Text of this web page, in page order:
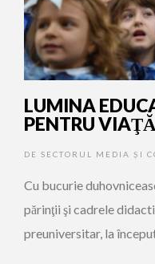
LUMINA
PENTRU VIAŢĂ
DE SECTORUL MEDIA ȘI
Cu bucurie
părinţii şi cadrele
preuniversitar, la